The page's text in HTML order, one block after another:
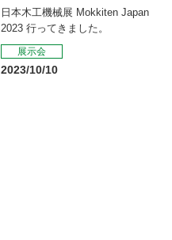
日本木工機械展 Mokkiten Japan
2023 行ってきました。
展示会
2023/10/10